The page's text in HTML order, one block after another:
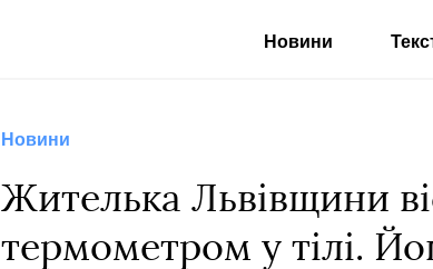
Новини
Новини
Жителька Львівщини
термометром у тілі.